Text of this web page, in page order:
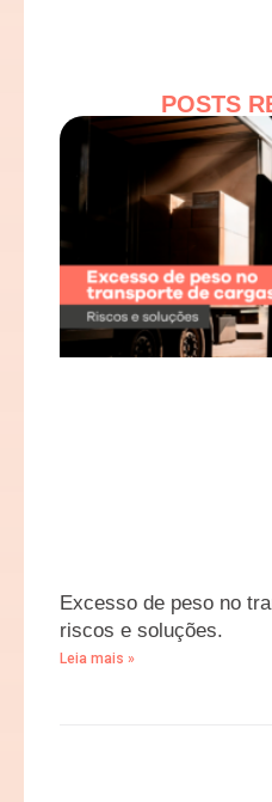
POSTS
Excesso de peso no
riscos e soluções.
Leia mais »